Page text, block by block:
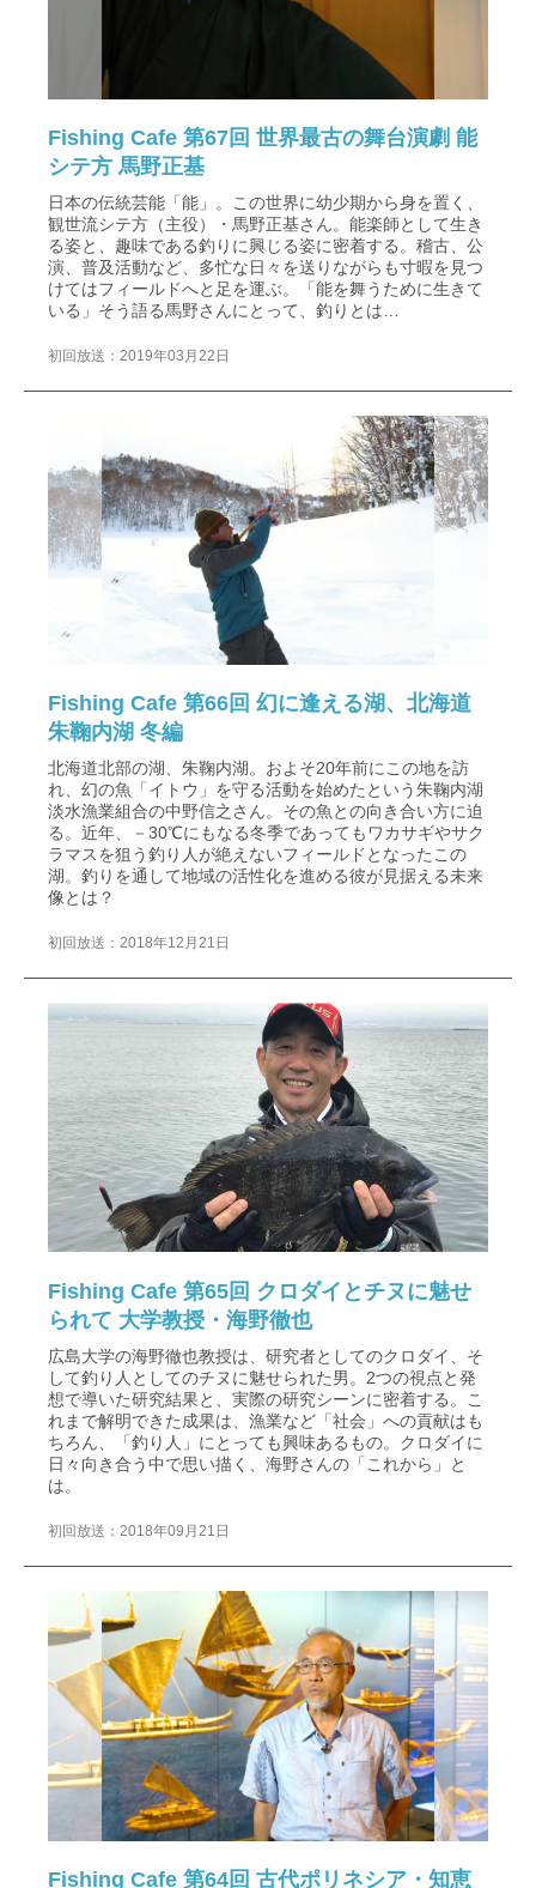
Fishing Cafe 第67回 世界最古の舞台演劇 能
シテ方 馬野正基
日本の伝統芸能「能」。この世界に幼少期から身を置く、
観世流シテ方（主役）・馬野正基さん。能楽師として生き
る姿と、趣味である釣りに興じる姿に密着する。稽古、公
演、普及活動など、多忙な日々を送りながらも寸暇を見つ
けてはフィールドへと足を運ぶ。「能を舞うために生きて
いる」そう語る馬野さんにとって、釣りとは…
初回放送：2019年03月22日
Fishing Cafe 第66回 幻に逢える湖、北海道
朱鞠内湖 冬編
北海道北部の湖、朱鞠内湖。およそ20年前にこの地を訪
れ、幻の魚「イトウ」を守る活動を始めたという朱鞠内湖
淡水漁業組合の中野信之さん。その魚との向き合い方に迫
る。近年、－30℃にもなる冬季であってもワカサギやサク
ラマスを狙う釣り人が絶えないフィールドとなったこの
湖。釣りを通して地域の活性化を進める彼が見据える未来
像とは？
初回放送：2018年12月21日
Fishing Cafe 第65回 クロダイとチヌに魅せ
られて 大学教授・海野徹也
広島大学の海野徹也教授は、研究者としてのクロダイ、そ
して釣り人としてのチヌに魅せられた男。2つの視点と発
想で導いた研究結果と、実際の研究シーンに密着する。こ
れまで解明できた成果は、漁業など「社会」への貢献はも
ちろん、「釣り人」にとっても興味あるもの。クロダイに
日々向き合う中で思い描く、海野さんの「これから」と
は。
初回放送：2018年09月21日
Fishing Cafe 第64回 古代ポリネシア・知恵